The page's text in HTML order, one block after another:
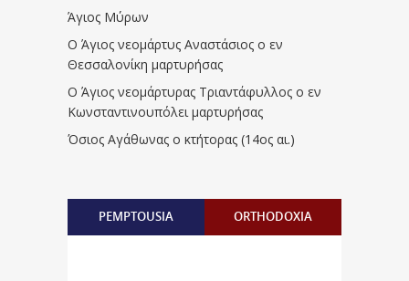
Άγιος Μύρων
Ο Άγιος νεομάρτυς Αναστάσιος ο εν
Θεσσαλονίκη μαρτυρήσας
Ο Άγιος νεομάρτυρας Τριαντάφυλλος ο εν
Κωνσταντινουπόλει μαρτυρήσας
Όσιος Αγάθωνας ο κτήτορας (14ος αι.)
PEMPTOUSIA ORTHODOXIA